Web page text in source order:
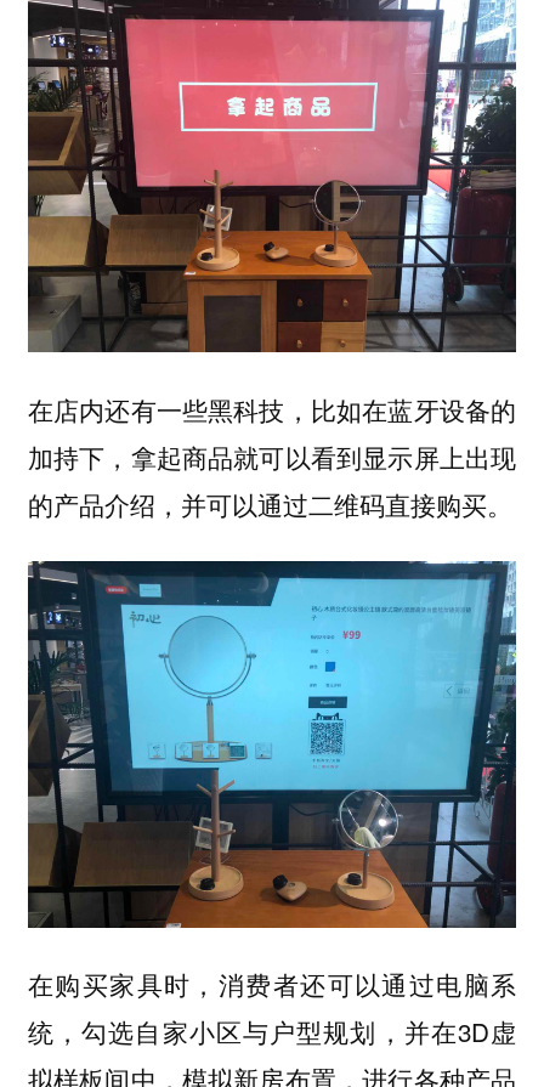
在店内还有一些黑科技，比如在蓝牙设备的
加持下，拿起商品就可以看到显示屏上出现
的产品介绍，并可以通过二维码直接购买。
在购买家具时，消费者还可以通过电脑系
统，勾选自家小区与户型规划，并在3D虚
拟样板间中，模拟新房布置，进行各种产品